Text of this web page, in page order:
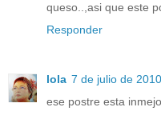
queso..,asi que este
Responder
lola 7 de julio de
ese postre esta